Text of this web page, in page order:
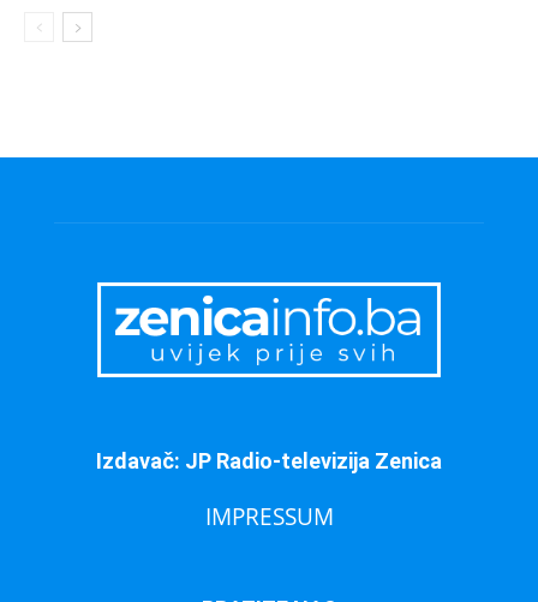
Izdavač: JP Radio-televizija Zenica
IMPRESSUM